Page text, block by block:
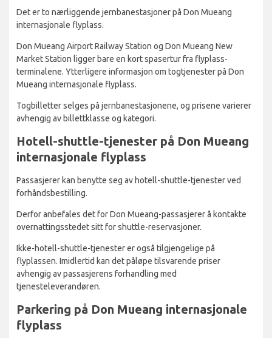
Det er to nærliggende jernbanestasjoner på Don Mueang
internasjonale flyplass.
Don Mueang Airport Railway Station og Don Mueang New
Market Station ligger bare en kort spasertur fra flyplass-
terminalene. Ytterligere informasjon om togtjenester på Don
Mueang internasjonale flyplass.
Togbilletter selges på jernbanestasjonene, og prisene varierer
avhengig av billettklasse og kategori.
Hotell-shuttle-tjenester på Don Mueang
internasjonale flyplass
Passasjerer kan benytte seg av hotell-shuttle-tjenester ved
forhåndsbestilling.
Derfor anbefales det for Don Mueang-passasjerer å kontakte
overnattingsstedet sitt for shuttle-reservasjoner.
Ikke-hotell-shuttle-tjenester er også tilgjengelige på
flyplassen. Imidlertid kan det påløpe tilsvarende priser
avhengig av passasjerens forhandling med
tjenesteleverandøren.
Parkering på Don Mueang internasjonale
flyplass